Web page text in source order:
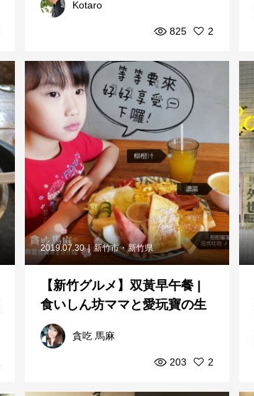
Kotaro
825 2
2019.07.30 新竹市・新竹県
【新竹グルメ】双黃早午餐 |
食いしん坊ママと愛玩寶の生
活日記
貪吃 馬麻
203 2